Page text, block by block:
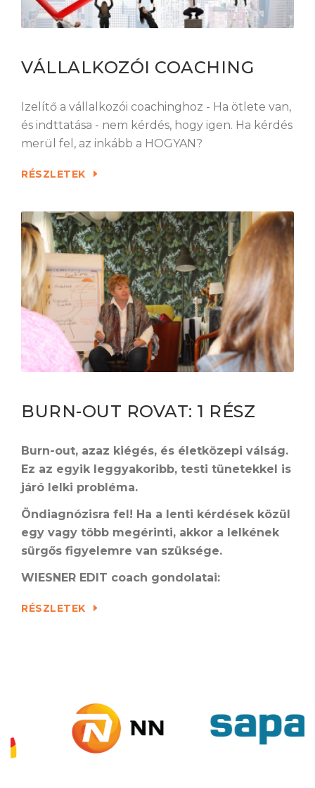
VÁLLALKOZÓI COACHING
Izelítő a vállalkozói coachinghoz - Ha ötlete van,
és indttatása - nem kérdés, hogy igen. Ha kérdés
merül fel, az inkább a HOGYAN?
RÉSZLETEK
BURN-OUT ROVAT: 1 RÉSZ
Burn-out, azaz kiégés, és életközepi válság.
Ez az egyik leggyakoribb, testi tünetekkel is
járó lelki probléma.
Öndiagnózisra fel! Ha a lenti kérdések közül
egy vagy több megérinti, akkor a lelkének
sürgős figyelemre van szüksége.
WIESNER EDIT coach gondolatai:
RÉSZLETEK